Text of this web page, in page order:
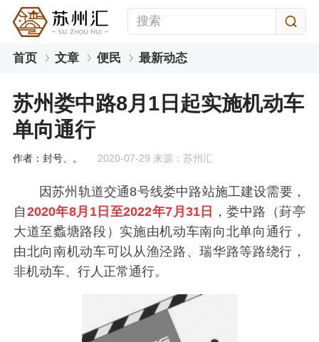
首页 文章 便民 最新动态
苏州娄中路8月1日起实施机动车
单向通行
作者：封号、。 2020-07-29 来源：苏州汇
因苏州轨道交通8号线娄中路站施工建设需要，
自 2020年8月1日至2022年7月31日
，娄中路（葑亭
大道至蠡塘路段）实施由机动车南向北单向通行，
由北向南机动车可以从渔泾路、瑞华路等路绕行，
非机动车、行人正常通行。